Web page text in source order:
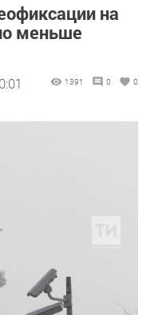
на
меньше
1391 0 0